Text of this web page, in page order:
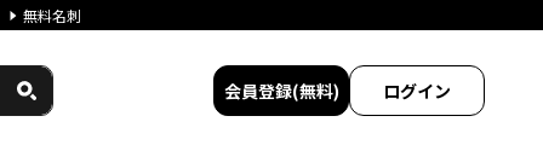
無料名刺
会員登録(無料) ログイン